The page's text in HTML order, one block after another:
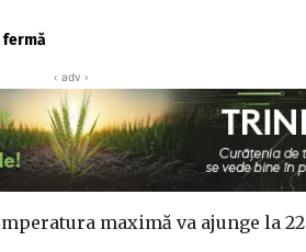
‹ adv ›
maximă va ajunge la